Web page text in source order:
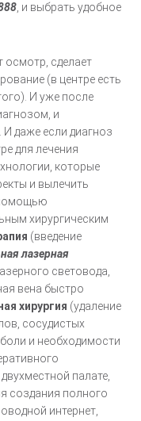
, и выбрать удобное
осмотр, сделает
(в центре есть
И уже после
и
даже если диагноз
для лечения
которые
и вылечить
хирургическим
(введение
лазерная
световода,
вена быстро
хирургия (удаление
сосудистых
и необходимости
палате,
создания полного
интернет,